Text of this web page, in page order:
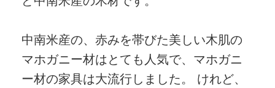
中南米産の、赤みを帯びた美しい木肌の
マホガニー材はとても人気で、マホガニ
ー材の家具は大流行しました。 けれど、